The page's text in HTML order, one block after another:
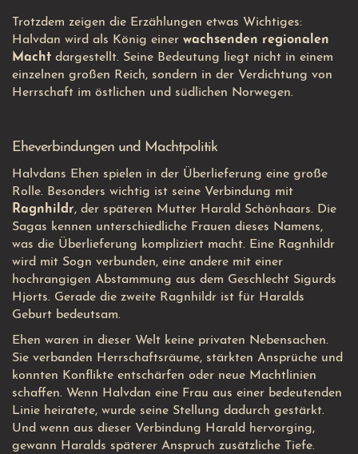
Trotzdem zeigen die Erzählungen etwas Wichtiges:
Halvdan wird als König einer wachsenden regionalen
Macht dargestellt. Seine Bedeutung liegt nicht in einem
einzelnen großen Reich, sondern in der Verdichtung von
Herrschaft im östlichen und südlichen Norwegen.
Eheverbindungen und Machtpolitik
Halvdans Ehen spielen in der Überlieferung eine große
Rolle. Besonders wichtig ist seine Verbindung mit
Ragnhildr, der späteren Mutter Harald Schönhaars. Die
Sagas kennen unterschiedliche Frauen dieses Namens,
was die Überlieferung kompliziert macht. Eine Ragnhildr
wird mit Sogn verbunden, eine andere mit einer
hochrangigen Abstammung aus dem Geschlecht Sigurds
Hjorts. Gerade die zweite Ragnhildr ist für Haralds
Geburt bedeutsam.
Ehen waren in dieser Welt keine privaten Nebensachen.
Sie verbanden Herrschaftsräume, stärkten Ansprüche und
konnten Konflikte entschärfen oder neue Machtlinien
schaffen. Wenn Halvdan eine Frau aus einer bedeutenden
Linie heiratete, wurde seine Stellung dadurch gestärkt.
Und wenn aus dieser Verbindung Harald hervorging,
gewann Haralds späterer Anspruch zusätzliche Tiefe.